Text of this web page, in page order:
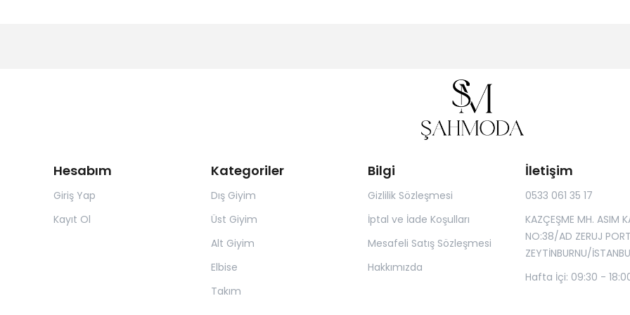
Hesabım
Giriş Yap
Kayıt Ol
Kategoriler
Dış Giyim
Üst Giyim
Alt Giyim
Elbise
Takım
Bilgi
Gizlilik Sözleşmesi
İptal ve İade Koşulları
Mesafeli Satış Sözleşmesi
Hakkımızda
İletişim
0533 061 35 17
KAZÇEŞME MH. ASIM
NO:38/AD ZERUJ
ZEYTİNBURNU/
Hafta İçi: 09:30 -